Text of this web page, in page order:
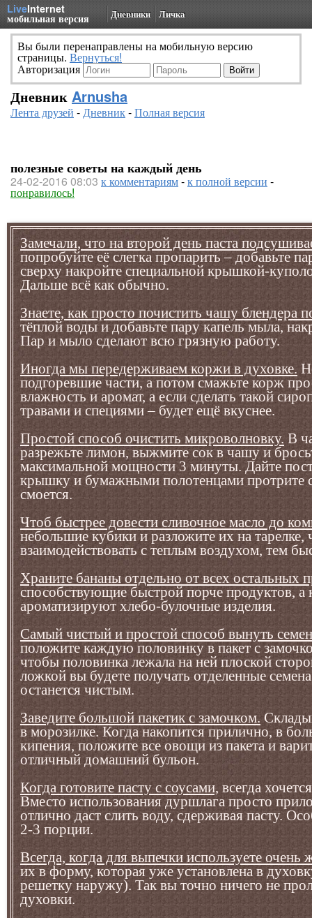
LiveInternet
мобильная версия Дневники Личка
Вы были перенаправлены на мобильную версию
страницы. Вернуться!
Авторизация
Дневник Arnusha
Лента друзей -Дневник-Полная версия
полезные советы на каждый день
24-02-2016 08:03 к комментариям-к полной версии -
понравилось!
Замечали, что на второй день паста
попробуйте её слегка пропарить – добавьте
сверху накройте специальной крышкой-
Дальше всё как обычно.
Знаете, как просто почистить чашу блендера
тёплой воды и добавьте пару капель мыла,
Пар и мыло сделают всю грязную работу.
Иногда мы передерживаем коржи в духовке.
подгоревшие части, а потом смажьте корж
влажность и аромат, а если сделать такой
травами и специями – будет ещё вкуснее.
Простой способ очистить микроволновку. В
разрежьте лимон, выжмите сок в чашу и
максимальной мощности 3 минуты. Дайте
крышку и бумажными полотенцами протрите
смоется.
Чтоб быстрее довести сливочное масло до
небольшие кубики и разложите их на
взаимодействовать с теплым воздухом, тем
Храните бананы отдельно от всех остальных
способствующие быстрой порче продуктов, а
ароматизируют хлебо-булочные изделия.
Самый чистый и простой способ вынуть
положите каждую половинку в пакет с
чтобы половинка лежала на ней плоской
ложкой вы будете получать отделенные
останется чистым.
Заведите большой пакетик с замочком.
в морозилке. Когда накопится прилично, в
кипения, положите все овощи из пакета и
отличный домашний бульон.
Когда готовите пасту с соусами, всегда
Вместо использования дуршлага просто
отлично даст слить воду, сдерживая пасту.
2-3 порции.
Всегда, когда для выпечки используете очень
их в форму, которая уже установлена в
решетку наружу). Так вы точно ничего не
духовки.